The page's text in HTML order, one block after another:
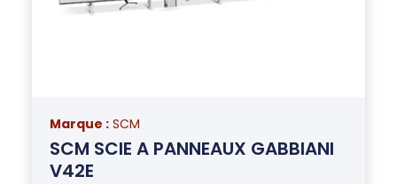
Marque : SCM
SCM SCIE A PANNEAUX GABBIANI
V42E